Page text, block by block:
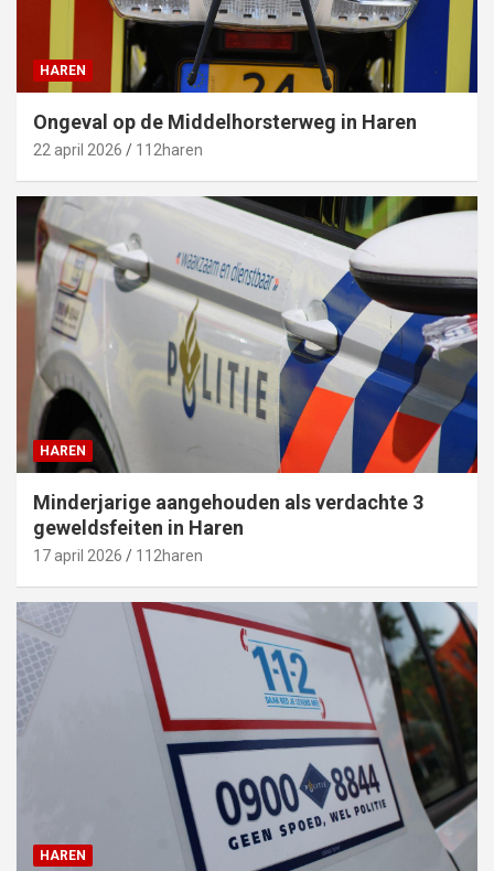
HAREN
Ongeval op de Middelhorsterweg in Haren
22 april 2026 112haren
HAREN
Minderjarige aangehouden als verdachte 3
geweldsfeiten in Haren
17 april 2026 112haren
HAREN